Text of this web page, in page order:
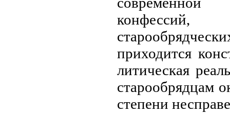
приходится
литическая
старообрядцам
степени